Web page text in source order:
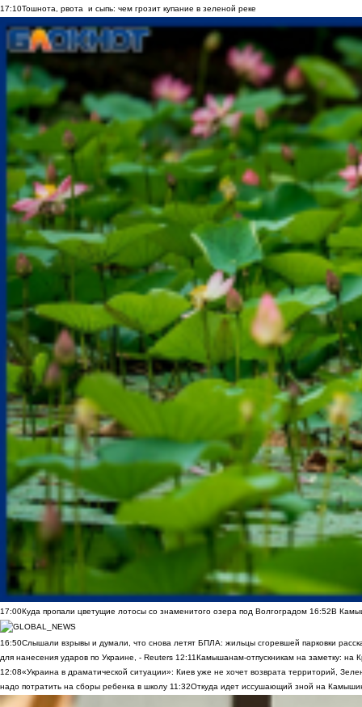
17:10Тошнота, рвота и сыпь: чем грозит купание в зеленой реке
17:00Куда пропали цветущие лотосы со знаменитого озера под Волгоградом 16:52В
16:50Слышали взрывы и думали, что снова летят БПЛА: жильцы сгоревшей парковки
для нанесения ударов по Украине, - Reuters 12:11Камышанам-отпускникам на заметку: на
12:08«Украина в драматической ситуации»: Киев уже не хочет возврата территорий,
надо потратить на сборы ребенка в школу 11:32Откуда идет иссушающий зной на